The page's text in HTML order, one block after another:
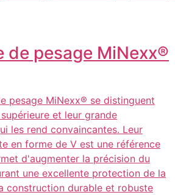
de pesage MiNexx®
pesage MiNexx® se distinguent
et leur grande
les rend convaincantes. Leur
en forme de V est une référence
d'augmenter la précision du
une excellente protection de la
construction durable et robuste